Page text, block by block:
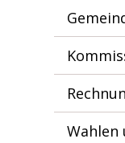
Wahlen